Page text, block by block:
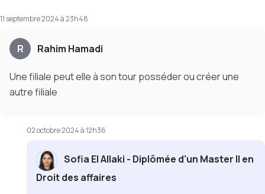
11 septembre 2024 à 23h48
R Rahim Hamadi
Une filiale peut elle à son tour posséder ou créer une
autre filiale
02 octobre 2024 à 12h36
Sofia El Allaki - Diplômée d'un Master II en
Droit des affaires